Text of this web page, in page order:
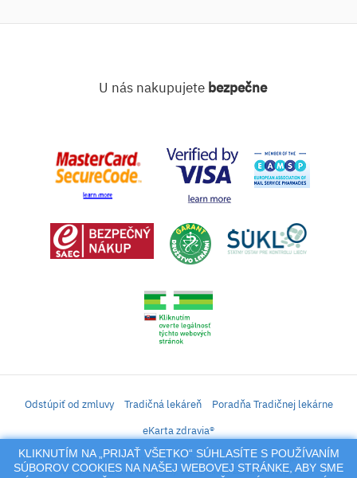
KLIKNUTÍM NA „PRIJAŤ VŠETKO“ SÚHLASÍTE S POUŽÍVANÍM
SÚBOROV COOKIES NA NAŠEJ WEBOVEJ STRÁNKE, ABY SME
U nás nakupujete bezpečne
Odstúpiť od zmluvy Tradičná lekáreň
Poradňa Tradičnej lekárne
eKarta zdravia®
iLekáreň – Zásielkový predaj liekov, vitamínov, výživových doplnkov, prípravkov s
liečivým účinkom a kozmetiky. Elektronické zaslanie receptu.